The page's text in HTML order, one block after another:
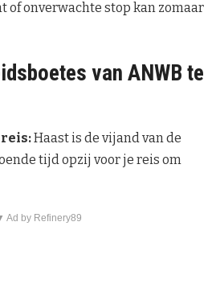
of onverwachte stop kan zomaar
van ANWB te
reis:Haast is de vijand van de
tijd opzij voor je reis om
Ad by Refinery89